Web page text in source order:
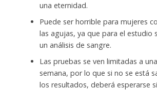
una eternidad.
Puede ser horrible para mujeres
las agujas, ya que para el estudio
un análisis de sangre.
Las pruebas se ven limitadas a
semana, por lo que si no se está
los resultados, deberá esperarse